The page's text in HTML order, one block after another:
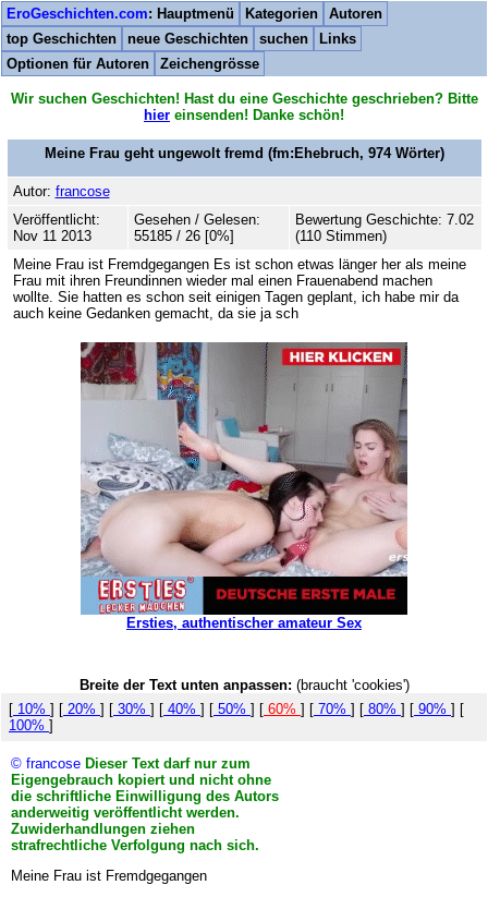
EroGeschichten.com: Hauptmenü Kategorien
Autoren
top Geschichten
neue Geschichten suchen
Links
Optionen für Autoren
Zeichengrösse
Wir suchen Geschichten! Hast du eine Geschichte geschrieben? Bitte
hier einsenden! Danke schön!
Meine Frau geht ungewolt fremd (fm:Ehebruch, 974Wörter)
Autor: francose
Veröffentlicht:
Nov 11 2013
Gesehen / Gelesen:
55185 / 26 [0%]
Bewertung Geschichte: 7.02
(110 Stimmen)
Meine Frau ist Fremdgegangen Es ist schon etwas länger her als meine
Frau mit ihren Freundinnen wieder mal einen Frauenabend machen
wollte. Sie hatten es schon seit einigen Tagen geplant, ich habe mir da
auch keine Gedanken gemacht, da sie ja sch
Ersties, authentischer amateur Sex
Breite der Text unten anpassen: (braucht 'cookies')
[ 10% ] [ 20% ] [ 30% ] [ 40% ] [ 50% ] [ 60% ] [ 70% ] [ 80% ] [ 90% ] [
100% ]
© francose Dieser Text darf nur zum
Eigengebrauch kopiert und nicht ohne
die schriftliche Einwilligung des Autors
anderweitig veröffentlicht werden.
Zuwiderhandlungen ziehen
strafrechtliche Verfolgung nach sich.
Meine Frau ist Fremdgegangen